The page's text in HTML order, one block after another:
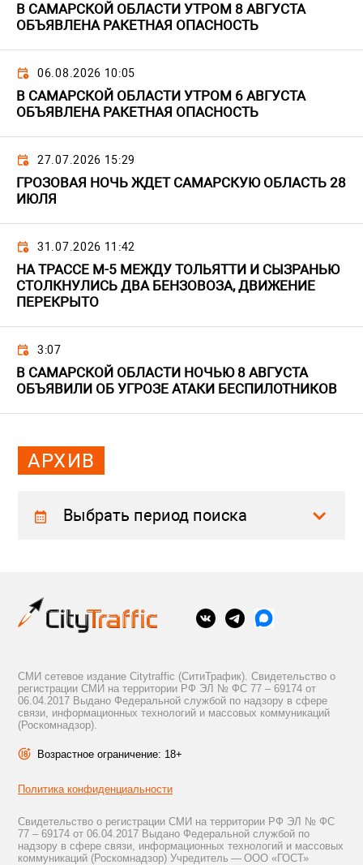
В САМАРСКОЙ ОБЛАСТИ УТРОМ 8 АВГУСТА
ОБЪЯВЛЕНА РАКЕТНАЯ ОПАСНОСТЬ
06.08.2026 10:05
В САМАРСКОЙ ОБЛАСТИ УТРОМ 6 АВГУСТА
ОБЪЯВЛЕНА РАКЕТНАЯ ОПАСНОСТЬ
27.07.2026 15:29
ГРОЗОВАЯ НОЧЬ ЖДЕТ САМАРСКУЮ ОБЛАСТЬ 28
ИЮЛЯ
31.07.2026 11:42
НА ТРАССЕ М-5 МЕЖДУ ТОЛЬЯТТИ И СЫЗРАНЬЮ
СТОЛКНУЛИСЬ ДВА БЕНЗОВОЗА, ДВИЖЕНИЕ
ПЕРЕКРЫТО
3:07
В САМАРСКОЙ ОБЛАСТИ НОЧЬЮ 8 АВГУСТА
ОБЪЯВИЛИ ОБ УГРОЗЕ АТАКИ БЕСПИЛОТНИКОВ
АРХИВ
Выбрать период поиска
СМИ сетевое издание Citytraffic (СитиТрафик). Свидетельство о
регистрации СМИ на территории РФ ЭЛ № ФС 77 – 69174 от
06.04.2017 Выдано Федеральной службой по надзору в сфере
связи, информационных технологий и массовых коммуникаций
(Роскомнадзор).
Возрастное ограничение: 18+
Политика конфиденциальности
Свидетельство о регистрации СМИ на территории РФ ЭЛ № ФС
77 – 69174 от 06.04.2017 Выдано Федеральной службой по
надзору в сфере связи, информационных технологий и массовых
коммуникаций (Роскомнадзор) Учредитель — ООО «ГОСТ»